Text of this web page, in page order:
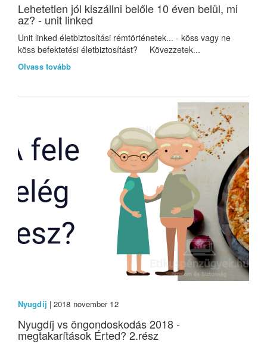
Lehetetlen jól kiszállni belőle 10 éven belül, mi
az? - unit linked
Unit linked életbiztosítási rémtörténetek... - köss vagy ne
köss befektetési életbiztosítást? Kövezzetek...
Olvass tovább
Nyugdíj | 2018 november 12
Nyugdíj vs öngondoskodás 2018 -
megtakarítások Érted? 2.rész